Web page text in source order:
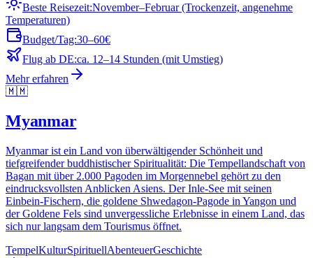
Beste Reisezeit:November–Februar (Trockenzeit, angenehme
Temperaturen)
Budget/Tag:30–60€
Flug ab DE:ca. 12–14 Stunden (mit Umstieg)
Mehr erfahren
🇲🇲
Myanmar
Myanmar ist ein Land von überwältigender Schönheit und
tiefgreifender buddhistischer Spiritualität: Die Tempellandschaft von
Bagan mit über 2.000 Pagoden im Morgennebel gehört zu den
eindrucksvollsten Anblicken Asiens. Der Inle-See mit seinen
Einbein-Fischern, die goldene Shwedagon-Pagode in Yangon und
der Goldene Fels sind unvergessliche Erlebnisse in einem Land, das
sich nur langsam dem Tourismus öffnet.
TempelKulturSpirituellAbenteuerGeschichte